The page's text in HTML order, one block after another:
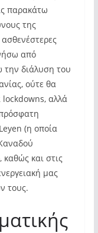
παρακάτω
της
ασθενέστερες
από
την διάλυση του
ούτε θα
lockdowns, αλλά
(η οποία
και στις
μας
τους.